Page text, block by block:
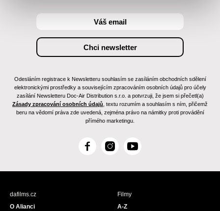
Odesláním registrace k Newsletteru souhlasím se zasíláním obchodních sdělení
elektronickými prostředky a souvisejícím zpracováním osobních údajů pro účely
zasílání Newsletteru Doc-Air Distribution s.r.o. a potvrzuji, že jsem si přečetl(a)
Zásady zpracování osobních údajů , textu rozumím a souhlasím s ním, přičemž
beru na vědomí práva zde uvedená, zejména právo na námitky proti provádění
přímého marketingu.
F
c
I
s
Y
u
dafilms.cz
O Alianci
Filmy
A-Z